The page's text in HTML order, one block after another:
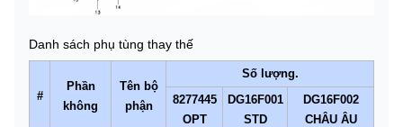
Danh sách phụ tùng thay thế
#
Phần
không
Tên bộ
phận
Số lượng.
8277445
OPT
DG16F001
STD
DG16F002
CHÂU ÂU